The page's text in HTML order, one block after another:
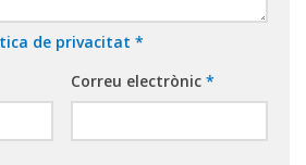
de privacitat *
Correu electrònic *